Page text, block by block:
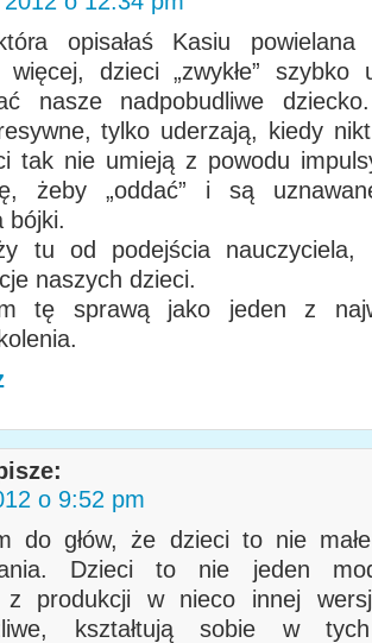
opisałaś Kasiu
dzieci „zwykłe” szybko
nasze nadpobudliwe
tylko uderzają, kiedy
tak nie umieją z powodu
żeby „oddać” i są
bójki.
tu od podejścia nauczyciela,
naszych dzieci.
tę sprawą jako jeden z
o 9:52 pm
do głów, że dzieci to nie
Dzieci to nie jeden
z produkcji w nieco innej
kształtują sobie w tych